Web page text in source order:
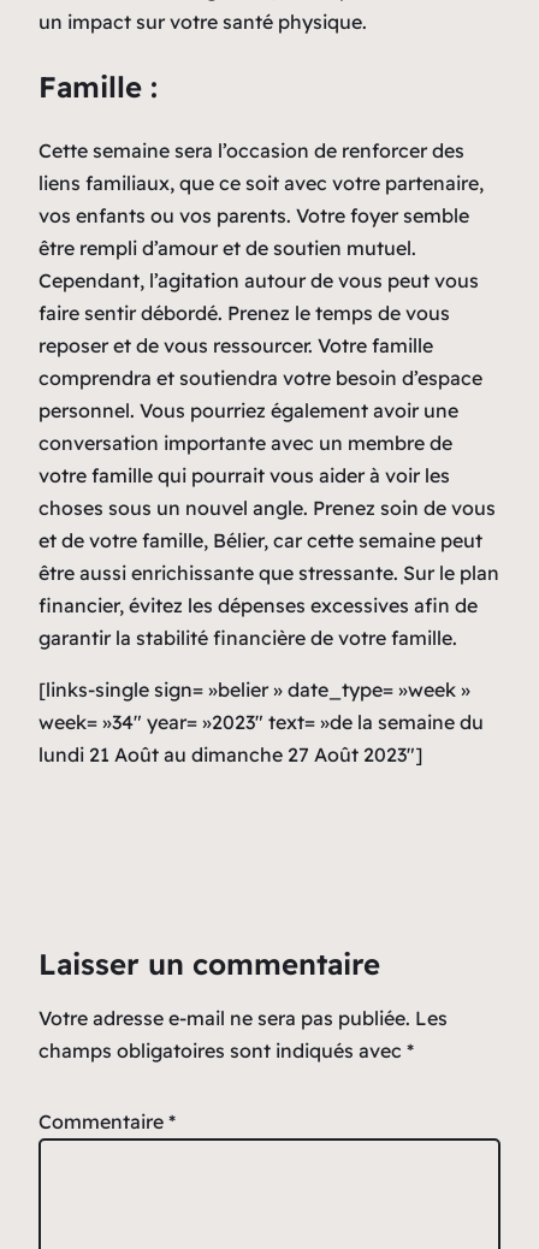
un impact sur votre santé physique.
Famille :
Cette semaine sera l’occasion de renforcer des
liens familiaux, que ce soit avec votre partenaire,
vos enfants ou vos parents. Votre foyer semble
être rempli d’amour et de soutien mutuel.
Cependant, l’agitation autour de vous peut vous
faire sentir débordé. Prenez le temps de vous
reposer et de vous ressourcer. Votre famille
comprendra et soutiendra votre besoin d’espace
personnel. Vous pourriez également avoir une
conversation importante avec un membre de
votre famille qui pourrait vous aider à voir les
choses sous un nouvel angle. Prenez soin de vous
et de votre famille, Bélier, car cette semaine peut
être aussi enrichissante que stressante. Sur le plan
financier, évitez les dépenses excessives afin de
garantir la stabilité financière de votre famille.
[links-single sign= »belier » date_type= »week »
week= »34″ year= »2023″ text= »de la semaine du
lundi 21 Août au dimanche 27 Août 2023″]
Laisser un commentaire
Votre adresse e-mail ne sera pas publiée. Les
champs obligatoires sont indiqués avec *
Commentaire *